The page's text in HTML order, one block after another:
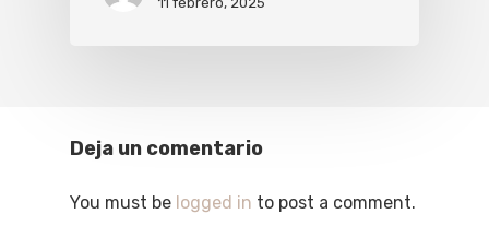
Deja un comentario
You must be logged in to post a comment.